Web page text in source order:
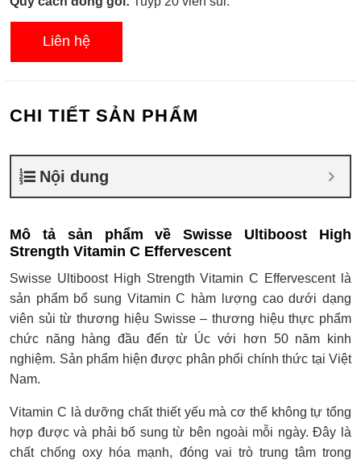
Liên hệ
CHI TIẾT SẢN PHẨM
Nội dung
Mô tả sản phẩm về Swisse Ultiboost High
Strength Vitamin C Effervescent
Swisse Ultiboost High Strength Vitamin C Effervescent là
sản phẩm bổ sung Vitamin C hàm lượng cao dưới dạng
viên sủi từ thương hiệu Swisse – thương hiệu thực phẩm
chức năng hàng đầu đến từ Úc với hơn 50 năm kinh
nghiệm. Sản phẩm hiện được phân phối chính thức tại Việt
Nam.
Vitamin C là dưỡng chất thiết yếu mà cơ thể không tự tổng
hợp được và phải bổ sung từ bên ngoài mỗi ngày. Đây là
chất chống oxy hóa mạnh, đóng vai trò trung tâm trong